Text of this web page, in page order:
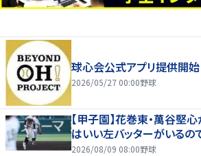
球心会公式アプリ提供開始
2026/05/27 00:00野球
【甲子園】花巻東・萬谷堅
はいい左バッターがいるの
2026/08/09 08:00野球